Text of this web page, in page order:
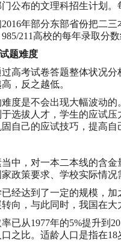
公布的文理科招生计划
年部分东部省份把二
211高校的每年录取分数
题难度
高考试卷答题整体状况
，反之越低。
度是不会出现大幅波动
选拔人才，学生的应试
自己的应试技巧，提高
中，对一本二本线的含
政策要求、学校实际情
已经达到了一定的规模，
向，与此同时，我国在大
已从1977年的5%提升到
之比。适龄人口是指在